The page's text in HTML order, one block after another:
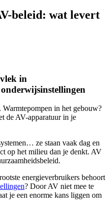
beleid: wat levert
in
in het gebouw?
de AV-apparatuur in je
ze staan vaak dag en
op het milieu dan je denkt. AV
energieverbruikers behoort
? Door AV niet mee te
je een enorme kans liggen om